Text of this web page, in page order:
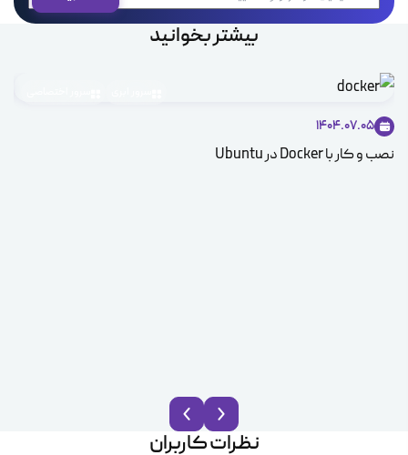
بیشتر بخوانید
1404.07.05
نصب و کار با Docker در Ubuntu
نظرات کاربران